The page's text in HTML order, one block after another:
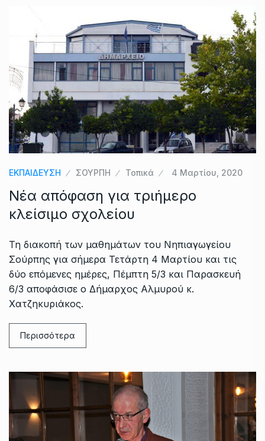
ΕΚΠΑΙΔΕΥΣΗ ΣΟΥΡΠΗ Τοπικά 4 Μαρτίου, 2020
Νέα απόφαση για τριήμερο
κλείσιμο σχολείου
Τη διακοπή των μαθημάτων του Νηπιαγωγείου
Σούρπης για σήμερα Τετάρτη 4 Μαρτίου και τις
δύο επόμενες ημέρες, Πέμπτη 5/3 και Παρασκευή
6/3 αποφάσισε ο Δήμαρχος Αλμυρού κ.
Χατζηκυριάκος.
Περισσότερα